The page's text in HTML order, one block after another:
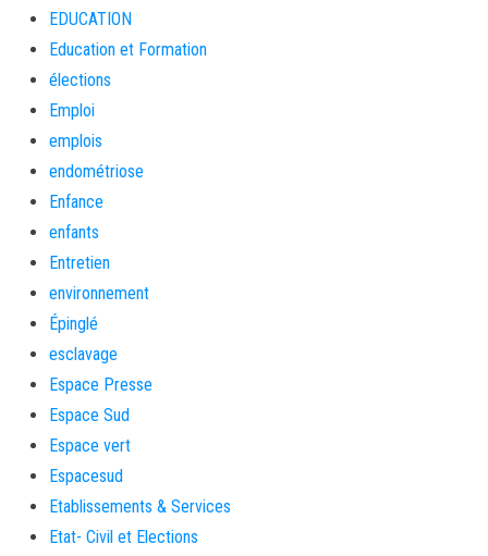
EDUCATION
Education et Formation
élections
Emploi
emplois
endométriose
Enfance
enfants
Entretien
environnement
Épinglé
esclavage
Espace Presse
Espace Sud
Espace vert
Espacesud
Etablissements & Services
Etat- Civil et Elections